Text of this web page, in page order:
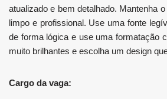
atualizado e bem detalhado. Mantenha
limpo e profissional. Use uma fonte
de forma lógica e use uma formatação
muito brilhantes e escolha um design
Cargo da vaga: